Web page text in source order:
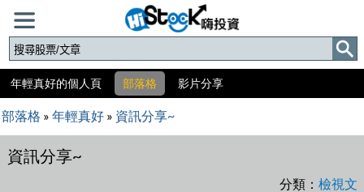
年輕真好的個人頁 部落格 影片分享
部落格 » 年輕真好 » 資訊分享~
資訊分享~
分類： 檢視文